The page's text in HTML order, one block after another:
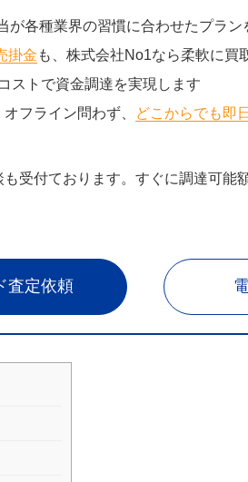
が各種業界の習慣に合わせたプラ
掛金 も、株式会社No1なら柔軟に買
ストで資金調達を実現します
フライン問わず、
どこからでも即
も受付ております。すぐに調達可能
査定依頼